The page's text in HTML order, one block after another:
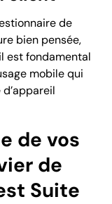
de
bien pensée,
est fondamental
mobile qui
de vos
de
Suite